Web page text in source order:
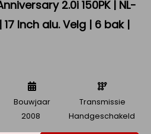
2.0i 150PK | NL-
Inch alu. Velg | 6 bak |
Bouwjaar
2008
Transmissie
Handgeschakeld